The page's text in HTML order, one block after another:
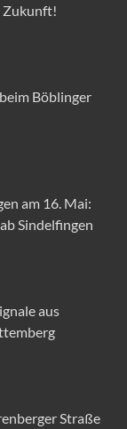
Zukunft!
Böblinger
am 16. Mai:
Sindelfingen
aus
Straße